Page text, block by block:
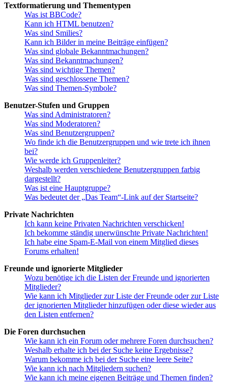
Textformatierung und Thementypen
Was ist BBCode?
Kann ich HTML benutzen?
Was sind Smilies?
Kann ich Bilder in meine Beiträge einfügen?
Was sind globale Bekanntmachungen?
Was sind Bekanntmachungen?
Was sind wichtige Themen?
Was sind geschlossene Themen?
Was sind Themen-Symbole?
Benutzer-Stufen und Gruppen
Was sind Administratoren?
Was sind Moderatoren?
Was sind Benutzergruppen?
Wo finde ich die Benutzergruppen und wie trete ich ihnen
bei?
Wie werde ich Gruppenleiter?
Weshalb werden verschiedene Benutzergruppen farbig
dargestellt?
Was ist eine Hauptgruppe?
Was bedeutet der „Das Team“-Link auf der Startseite?
Private Nachrichten
Ich kann keine Privaten Nachrichten verschicken!
Ich bekomme ständig unerwünschte Private Nachrichten!
Ich habe eine Spam-E-Mail von einem Mitglied dieses
Forums erhalten!
Freunde und ignorierte Mitglieder
Wozu benötige ich die Listen der Freunde und ignorierten
Mitglieder?
Wie kann ich Mitglieder zur Liste der Freunde oder zur Liste
der ignorierten Mitglieder hinzufügen oder diese wieder aus
den Listen entfernen?
Die Foren durchsuchen
Wie kann ich ein Forum oder mehrere Foren durchsuchen?
Weshalb erhalte ich bei der Suche keine Ergebnisse?
Warum bekomme ich bei der Suche eine leere Seite?
Wie kann ich nach Mitgliedern suchen?
Wie kann ich meine eigenen Beiträge und Themen finden?